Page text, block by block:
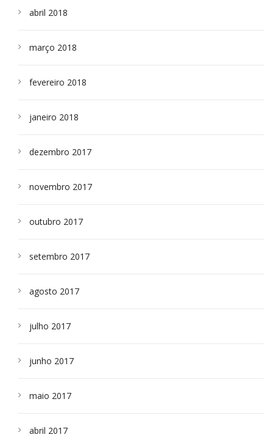
abril 2018
março 2018
fevereiro 2018
janeiro 2018
dezembro 2017
novembro 2017
outubro 2017
setembro 2017
agosto 2017
julho 2017
junho 2017
maio 2017
abril 2017